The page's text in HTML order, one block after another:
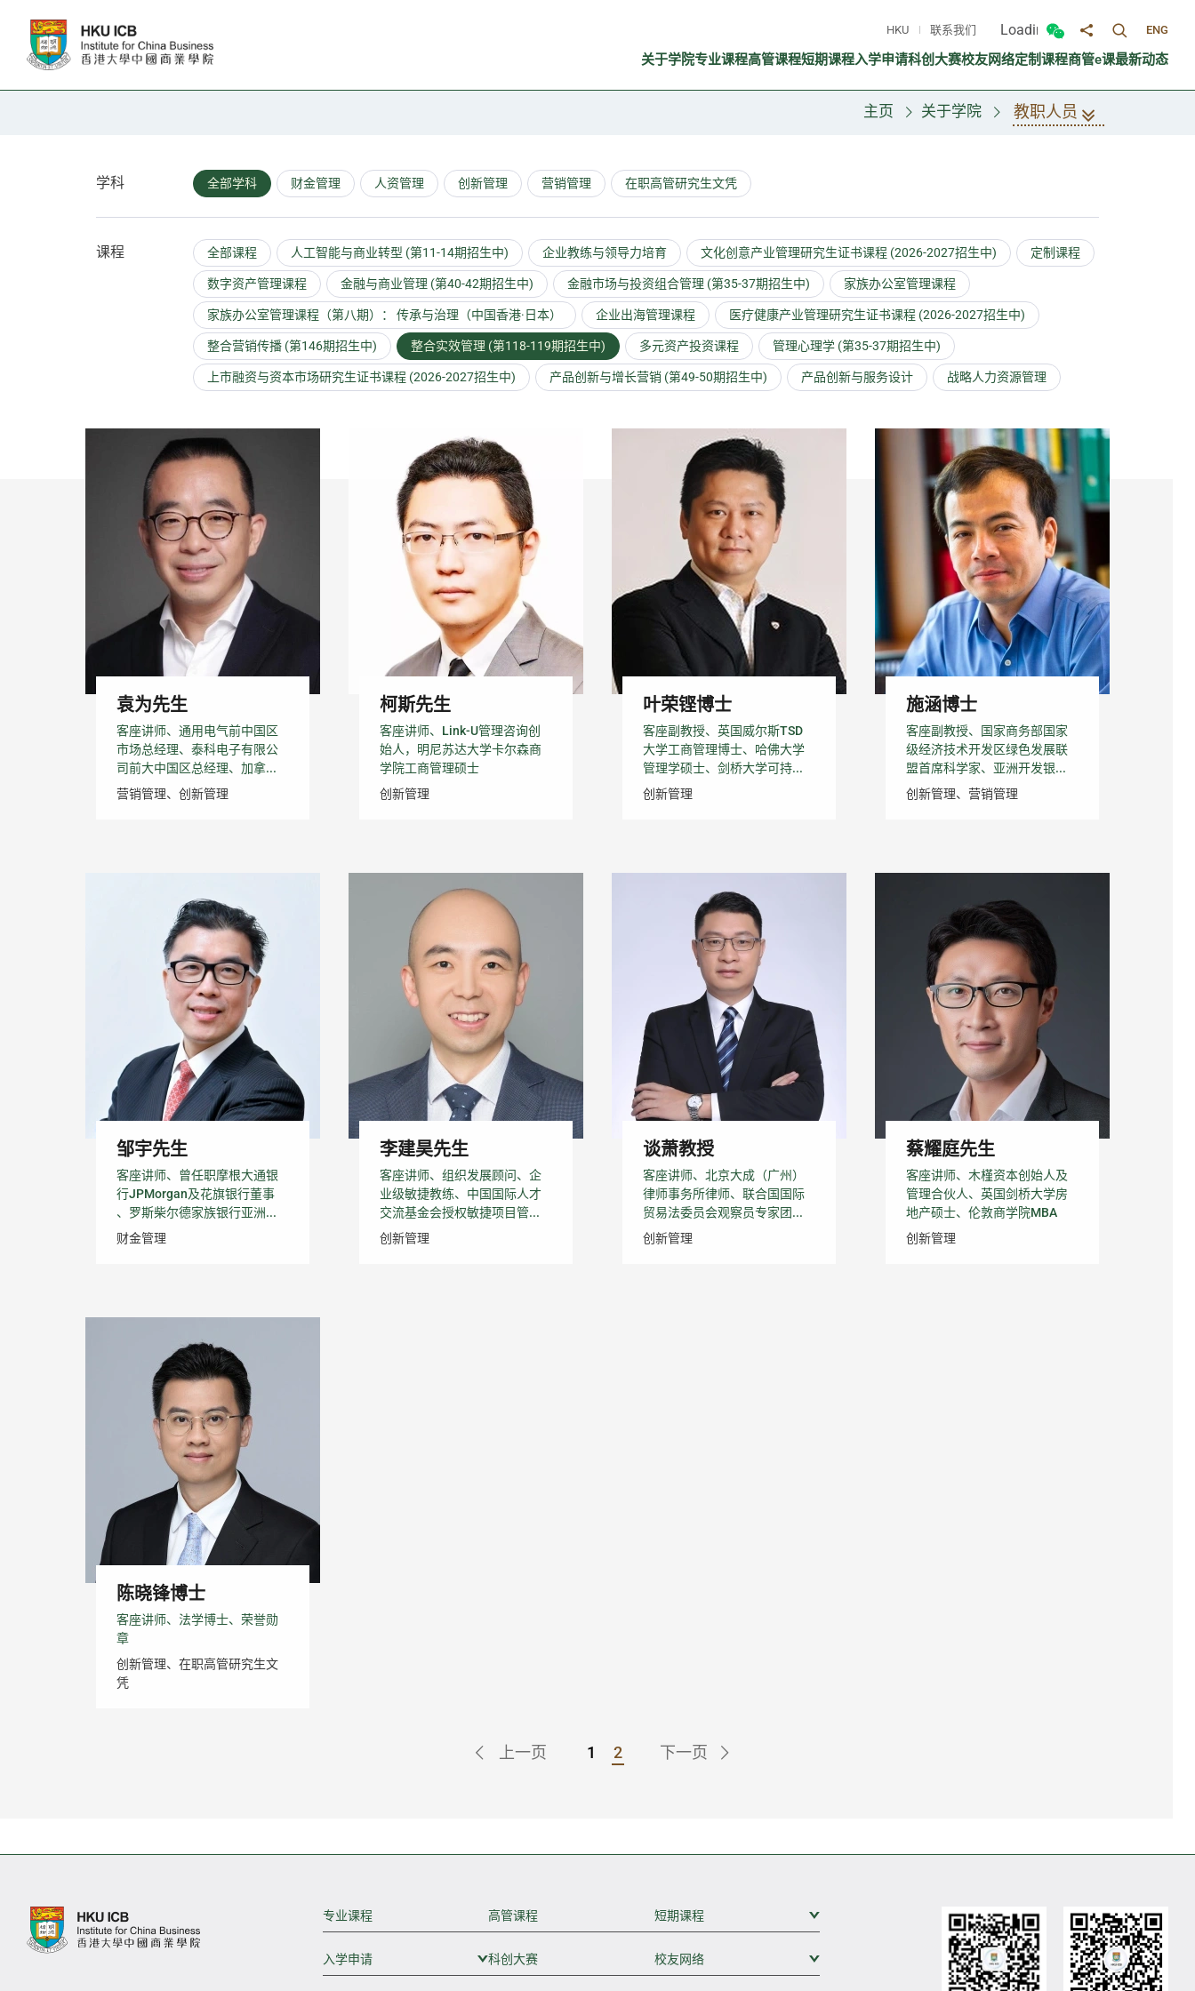
HKU 联系我们 Loading...
切换微信面板
分享至切换搜寻面
ENG
关于学院专业课程高管课程短期课程入学申请科创大赛校友网络定制课程商管e课最新动态
主页 关于学院 教职人员
教职人员
学科 全部学科 财金管理 人资管理 创新管理 营销管理 在职高管研究生文凭
课程 全部课程 人工智能与商业转型 (第11-14期招生中) 企业教练与领导力培育 文化创意产业管理研究生证书课程 (2026-2027招生中) 定制课程
数字资产管理课程 金融与商业管理 (第40-42期招生中) 金融市场与投资组合管理 (第35-37期招生中) 家族办公室管理课程
家族办公室管理课程（第八期）： 传承与治理（中国香港·日本） 企业出海管理课程 医疗健康产业管理研究生证书课程 (2026-2027招生中)
整合营销传播 (第146期招生中) 整合实效管理 (第118-119期招生中) 多元资产投资课程 管理心理学 (第35-37期招生中)
上市融资与资本市场研究生证书课程 (2026-2027招生中) 产品创新与增长营销 (第49-50期招生中) 产品创新与服务设计 战略人力资源管理
袁为先生
客座讲师、通用电气前中国区
市场总经理、泰科电子有限公
司前大中国区总经理、加拿...
营销管理、创新管理
柯斯先生
客座讲师、Link-U管理咨询创
始人，明尼苏达大学卡尔森商
学院工商管理硕士
创新管理
叶荣铿博士
客座副教授、英国威尔斯TSD
大学工商管理博士、哈佛大学
管理学硕士、剑桥大学可持...
创新管理
施涵博士
客座副教授、国家商务部国家
级经济技术开发区绿色发展联
盟首席科学家、亚洲开发银...
创新管理、营销管理
邹宇先生
客座讲师、曾任职摩根大通银
行JPMorgan及花旗银行董事
、罗斯柴尔德家族银行亚洲...
财金管理
李建昊先生
客座讲师、组织发展顾问、企
业级敏捷教练、中国国际人才
交流基金会授权敏捷项目管...
创新管理
谈萧教授
客座讲师、北京大成（广州）
律师事务所律师、联合国国际
贸易法委员会观察员专家团...
创新管理
蔡耀庭先生
客座讲师、木槿资本创始人及
管理合伙人、英国剑桥大学房
地产硕士、伦敦商学院MBA
创新管理
陈晓锋博士
客座讲师、法学博士、荣誉勋
章
创新管理、在职高管研究生文
凭
上一页 Go to Page
1 Go to Page
2 下一页
专业课程 高管课程 短期课程
入学申请 展开次级菜单
科创大赛 校友网络